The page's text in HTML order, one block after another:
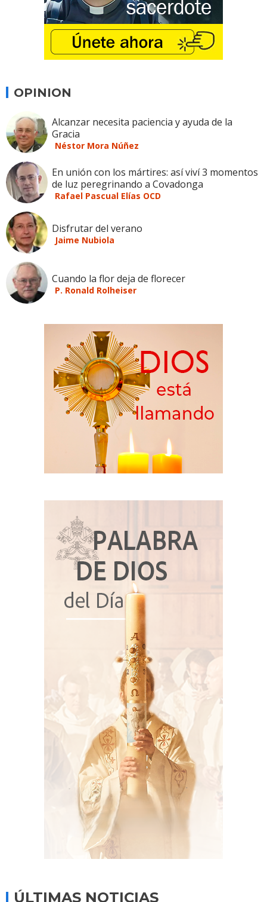
OPINION
Alcanzar necesita paciencia y ayuda de la
Gracia
Néstor Mora Núñez
En unión con los mártires: así viví 3 momentos
de luz peregrinando a Covadonga
Rafael Pascual Elías OCD
Disfrutar del verano
Jaime Nubiola
Cuando la flor deja de florecer
P. Ronald Rolheiser
ÚLTIMAS NOTICIAS